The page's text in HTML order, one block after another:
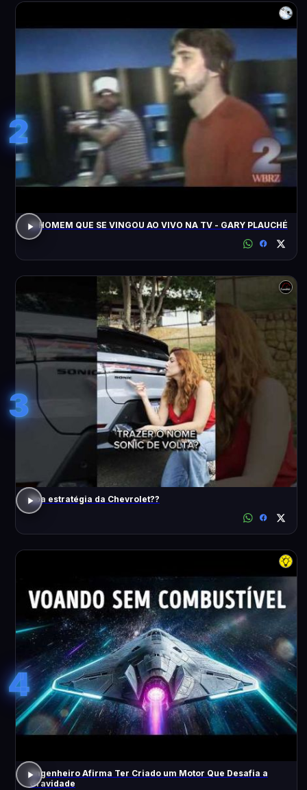
2
O HOMEM QUE SE VINGOU AO VIVO NA TV - GARY PLAUCHÉ
3
Boa estratégia da Chevrolet??
4
Engenheiro Afirma Ter Criado um Motor Que Desafia a
Gravidade